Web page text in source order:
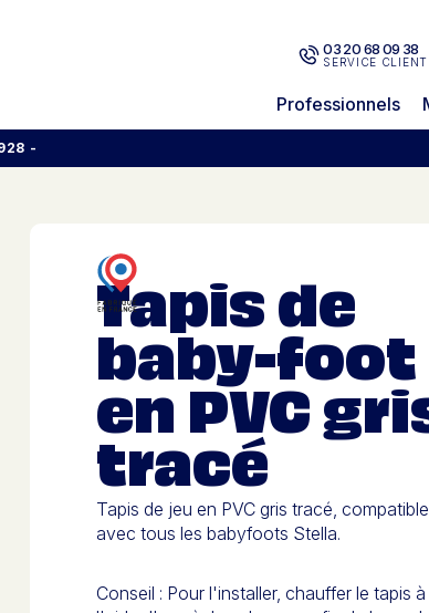
03 20 68 09 38
SERVICE CLIENT
Professionnels
-
Tapis de
baby-foot
en PVC
tracé
Tapis de jeu en PVC gris tracé, compatible
avec tous les babyfoots Stella.
Conseil : Pour l'installer, chauffer le tapis à